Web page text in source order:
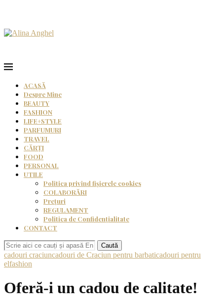
ACASĂ
Despre Mine
BEAUTY
FASHION
LIFE+STYLE
PARFUMURI
TRAVEL
CĂRȚI
FOOD
PERSONAL
UTILE
Politica privind fișierele cookies
COLABORĂRI
Prețuri
REGULAMENT
Politica de Confidențialitate
CONTACT
Caută
cadouri craciuncadouri de Craciun pentru barbaticadouri pentru
elfashion
Oferă-i un cadou de calitate!